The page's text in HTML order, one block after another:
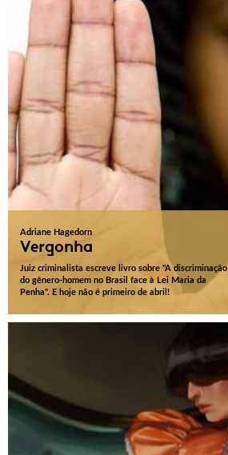
Adriane Hagedorn
Vergonha
Juiz criminalista escreve livro sobre "A discriminação
do gênero-homem no Brasil face à Lei Maria da
Penha". E hoje não é primeiro de abril!